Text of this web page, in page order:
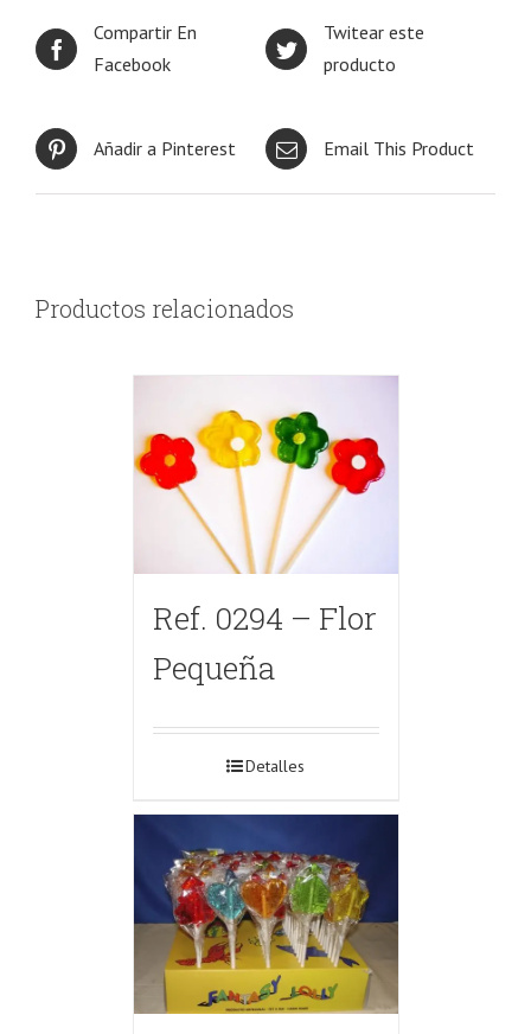
Compartir En
Facebook
Twitear este
producto
Añadir a Pinterest Email This Product
Productos relacionados
Ref. 0294 – Flor
Pequeña
Detalles